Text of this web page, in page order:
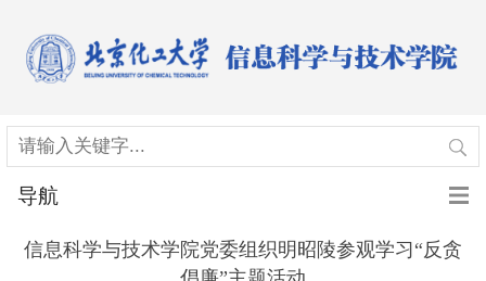
导航
信息科学与技术学院党委组织明昭陵参观学习“反贪